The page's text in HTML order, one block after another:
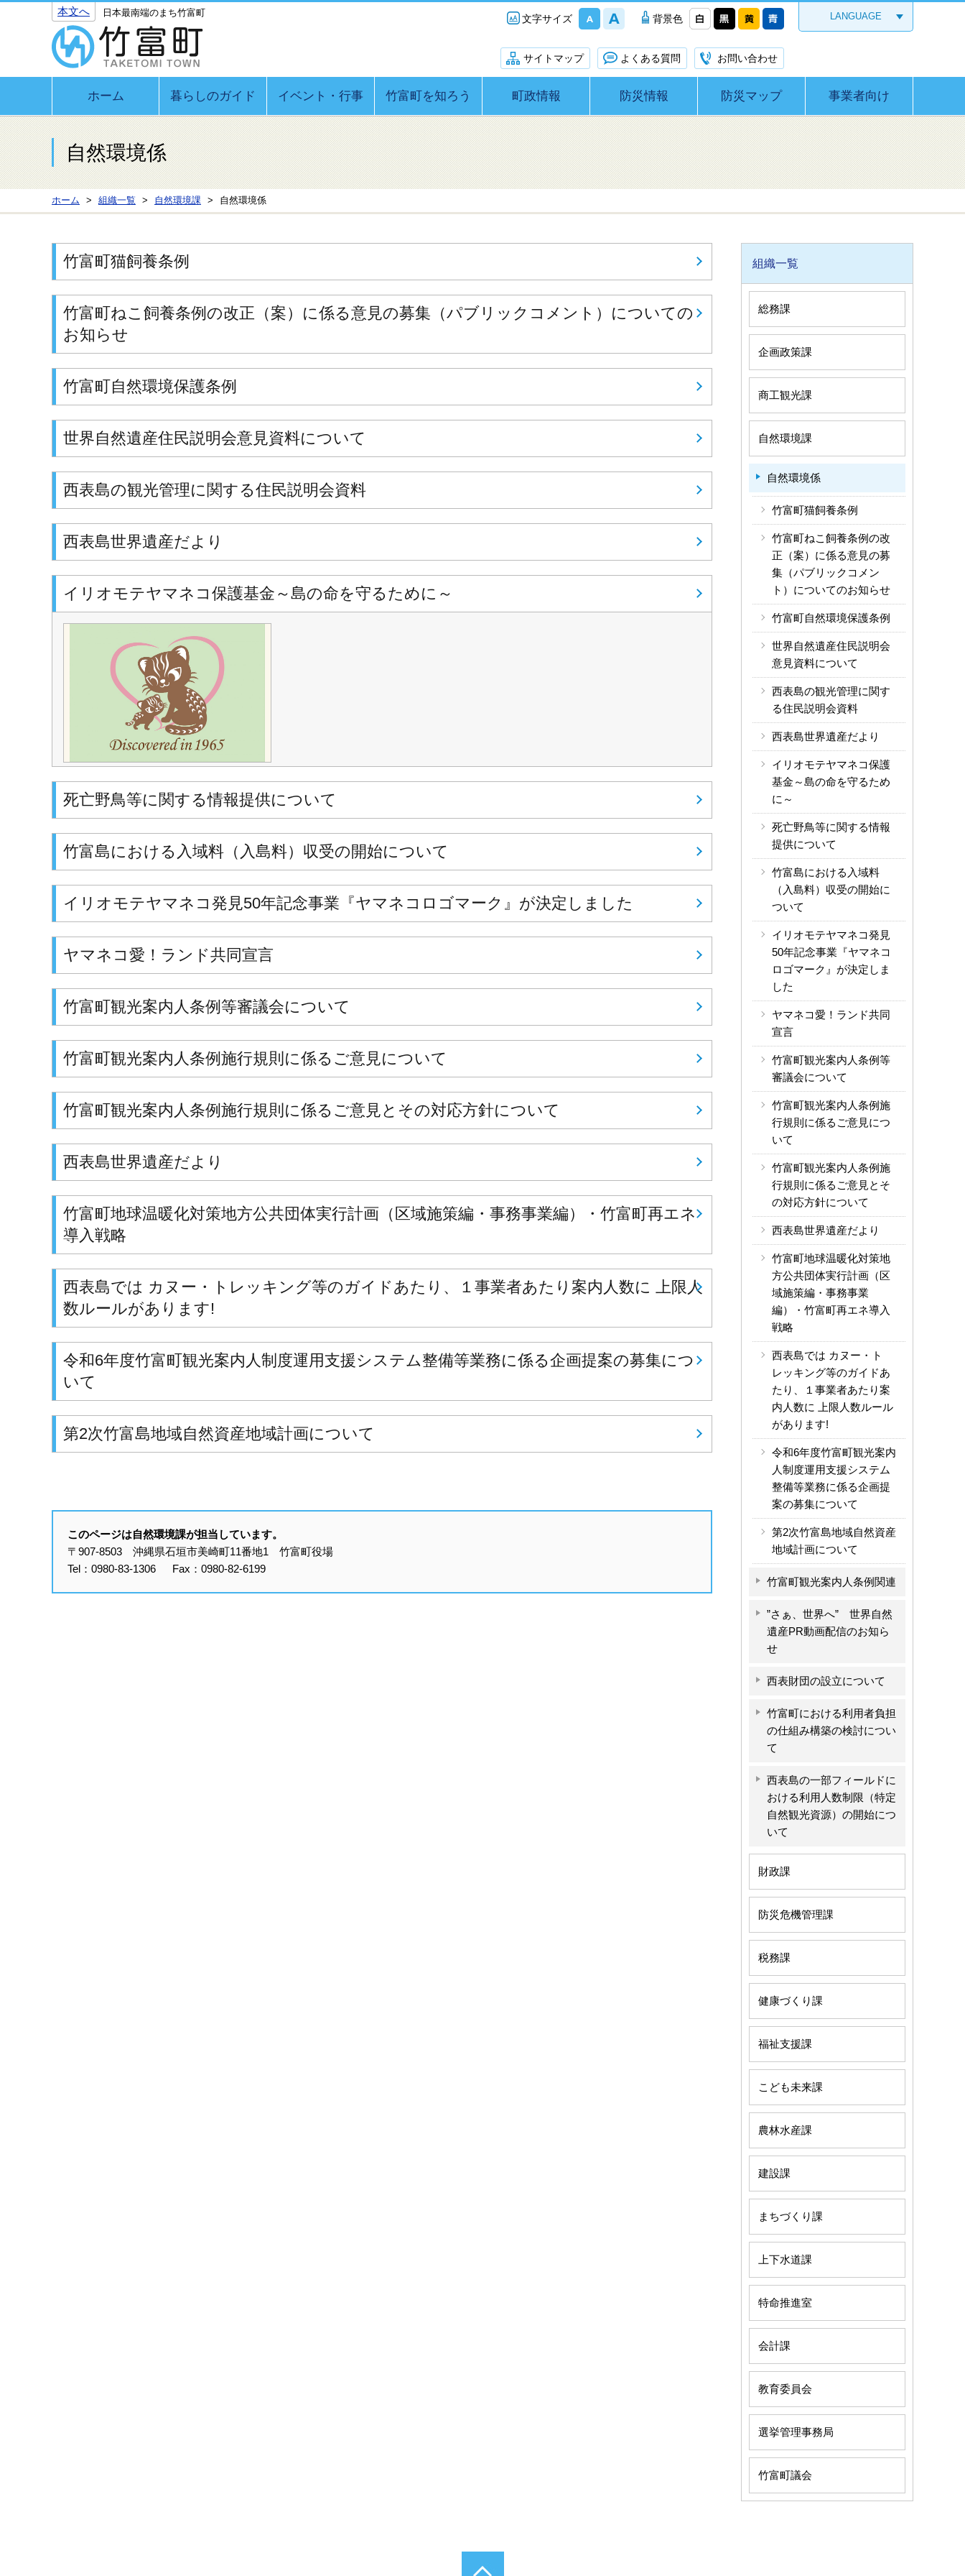
本文へ 日本最南端のまち竹富町
文字サイズ 背景色 LANGUAGE
サイトマップ よくある質問 お問い合わせ
ホーム 暮らしのガイド イベント・行事 竹富町を知ろう 町政情報 防災情報 防災マップ 事業者向け
自然環境係
ホーム 組織一覧 自然環境課 自然環境係
竹富町猫飼養条例
竹富町ねこ飼養条例の改正（案）に係る意見の募集（パブリックコメント）についての
お知らせ
竹富町自然環境保護条例
世界自然遺産住民説明会意見資料について
西表島の観光管理に関する住民説明会資料
西表島世界遺産だより
イリオモテヤマネコ保護基金～島の命を守るために～
死亡野鳥等に関する情報提供について
竹富島における入域料（入島料）収受の開始について
イリオモテヤマネコ発見50年記念事業『ヤマネコロゴマーク』が決定しました
ヤマネコ愛！ランド共同宣言
竹富町観光案内人条例等審議会について
竹富町観光案内人条例施行規則に係るご意見について
竹富町観光案内人条例施行規則に係るご意見とその対応方針について
西表島世界遺産だより
竹富町地球温暖化対策地方公共団体実行計画（区域施策編・事務事業編）・竹富町再エネ
導入戦略
西表島では カヌー・トレッキング等のガイドあたり、１事業者あたり案内人数に 上限人
数ルールがあります!
令和6年度竹富町観光案内人制度運用支援システム整備等業務に係る企画提案の募集につ
いて
第2次竹富島地域自然資産地域計画について
このページは自然環境課が担当しています。
〒907-8503 沖縄県石垣市美崎町11番地1 竹富町役場
Tel：0980-83-1306 Fax：0980-82-6199
組織一覧
総務課
企画政策課
商工観光課
自然環境課
自然環境係
竹富町猫飼養条例
竹富町ねこ飼養条例の改
正（案）に係る意見の募
集（パブリックコメン
ト）についてのお知らせ
竹富町自然環境保護条例
世界自然遺産住民説明会
意見資料について
西表島の観光管理に関す
る住民説明会資料
西表島世界遺産だより
イリオモテヤマネコ保護
基金～島の命を守るため
に～
死亡野鳥等に関する情報
提供について
竹富島における入域料
（入島料）収受の開始に
ついて
イリオモテヤマネコ発見
50年記念事業『ヤマネコ
ロゴマーク』が決定しま
した
ヤマネコ愛！ランド共同
宣言
竹富町観光案内人条例等
審議会について
竹富町観光案内人条例施
行規則に係るご意見につ
いて
竹富町観光案内人条例施
行規則に係るご意見とそ
の対応方針について
西表島世界遺産だより
竹富町地球温暖化対策地
方公共団体実行計画（区
域施策編・事務事業
編）・竹富町再エネ導入
戦略
西表島では カヌー・ト
レッキング等のガイドあ
たり、１事業者あたり案
内人数に 上限人数ルール
があります!
令和6年度竹富町観光案内
人制度運用支援システム
整備等業務に係る企画提
案の募集について
第2次竹富島地域自然資産
地域計画について
竹富町観光案内人条例関連
”さぁ、世界へ” 世界自然
遺産PR動画配信のお知ら
せ
西表財団の設立について
竹富町における利用者負担
の仕組み構築の検討につい
て
西表島の一部フィールドに
おける利用人数制限（特定
自然観光資源）の開始につ
いて
財政課
防災危機管理課
税務課
健康づくり課
福祉支援課
こども未来課
農林水産課
建設課
まちづくり課
上下水道課
特命推進室
会計課
教育委員会
選挙管理事務局
竹富町議会